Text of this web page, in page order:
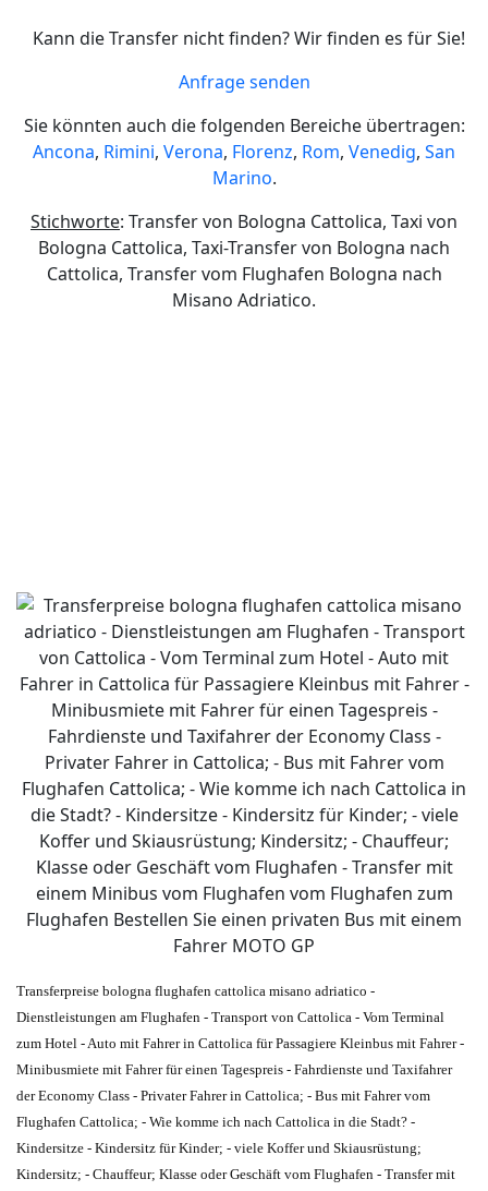
Kann die Transfer nicht finden? Wir finden es für Sie!
Anfrage senden
Sie könnten auch die folgenden Bereiche übertragen:
Ancona, Rimini, Verona, Florenz, Rom, Venedig, San
Marino.
Stichworte: Transfer von Bologna Cattolica, Taxi von
Bologna Cattolica, Taxi-Transfer von Bologna nach
Cattolica, Transfer vom Flughafen Bologna nach
Misano Adriatico.
Transferpreise bologna flughafen cattolica misano adriatico -
Dienstleistungen am Flughafen - Transport von Cattolica - Vom Terminal
zum Hotel - Auto mit Fahrer in Cattolica für Passagiere Kleinbus mit Fahrer -
Minibusmiete mit Fahrer für einen Tagespreis - Fahrdienste und Taxifahrer
der Economy Class - Privater Fahrer in Cattolica; - Bus mit Fahrer vom
Flughafen Cattolica; - Wie komme ich nach Cattolica in die Stadt? -
Kindersitze - Kindersitz für Kinder; - viele Koffer und Skiausrüstung;
Kindersitz; - Chauffeur; Klasse oder Geschäft vom Flughafen - Transfer mit